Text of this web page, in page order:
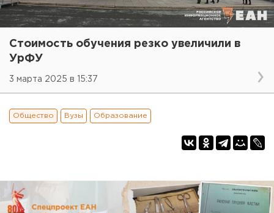
Стоимость обучения резко увеличили в
УрФУ
3 марта 2025 в 15:37
Общество Вузы Образование